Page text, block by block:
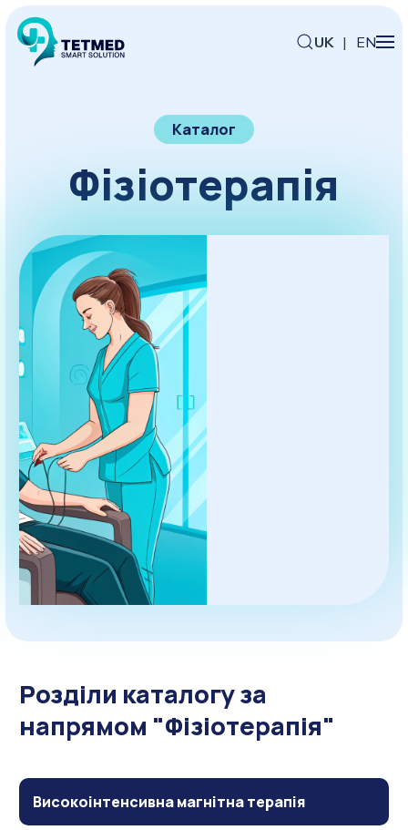
UK | EN
Каталог
Фізіотерапія
Розділи каталогу за
напрямом "Фізіотерапія"
Високоінтенсивна магнітна терапія